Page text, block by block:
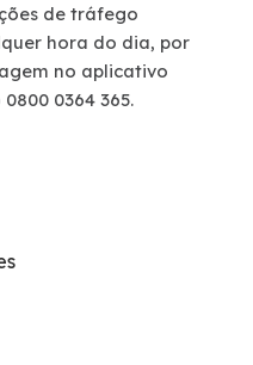
Tecnológico
Ambiental
de tráfego
hora do dia, por
no aplicativo
0364 365.